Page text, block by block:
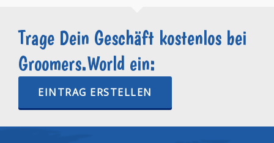
Trage Dein Geschäft kostenlos bei
Groomers.World ein:
EINTRAG ERSTELLEN